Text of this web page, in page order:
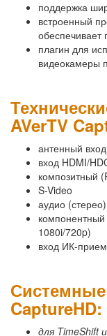
поддержка
встроенный
обеспечивает
плагин для
видеокамеры
AVerTV
антенный
вход HDMI/
композитный
S-Video
аудио (стерео)
1080i/720p)
вход ИК-
Системные
CaptureHD:
для TimeShift